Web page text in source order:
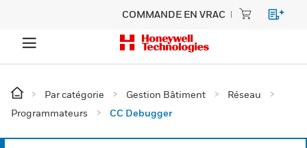
COMMANDE EN VRAC
Par catégorie Gestion Bâtiment
Réseau
Programmateurs
CC Debugger